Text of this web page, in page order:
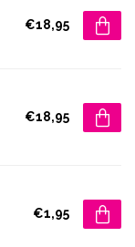
€18,95
€18,95
€1,95